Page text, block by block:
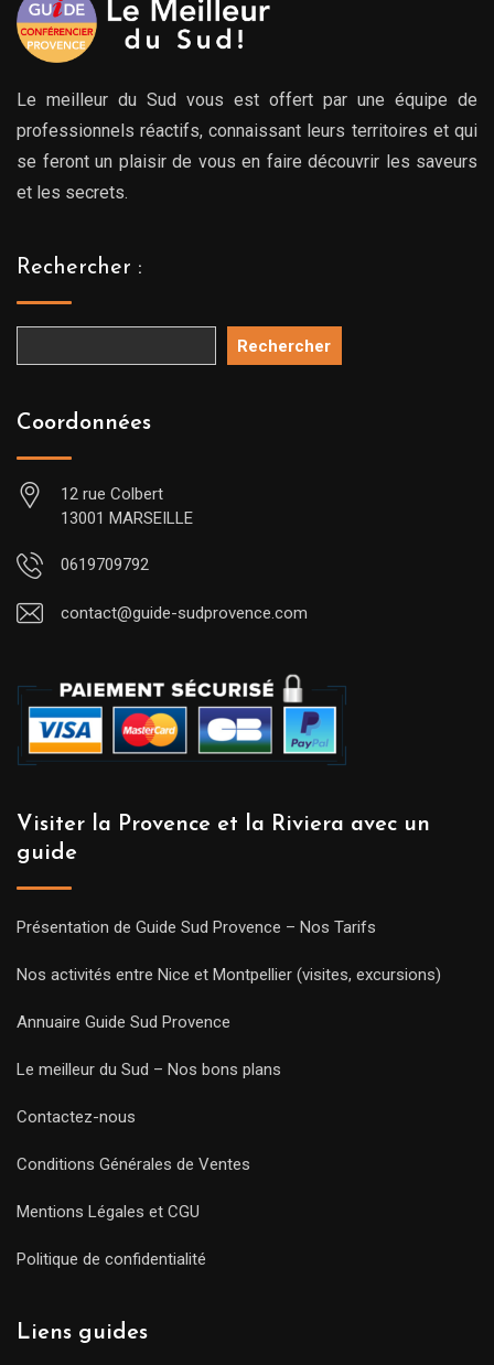
Le meilleur du Sud vous est offert par une équipe de
professionnels réactifs, connaissant leurs territoires et qui
se feront un plaisir de vous en faire découvrir les saveurs
et les secrets.
Rechercher :
Rechercher
Coordonnées
12 rue Colbert
13001 MARSEILLE
0619709792
contact@guide-sudprovence.com
Visiter la Provence et la Riviera avec un
guide
Présentation de Guide Sud Provence – Nos Tarifs
Nos activités entre Nice et Montpellier (visites, excursions)
Annuaire Guide Sud Provence
Le meilleur du Sud – Nos bons plans
Contactez-nous
Conditions Générales de Ventes
Mentions Légales et CGU
Politique de confidentialité
Liens guides